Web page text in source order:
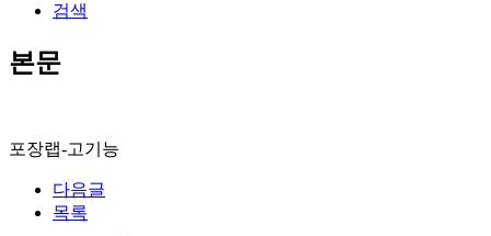
검색
본문
포장랩-고기능
다음글
목록